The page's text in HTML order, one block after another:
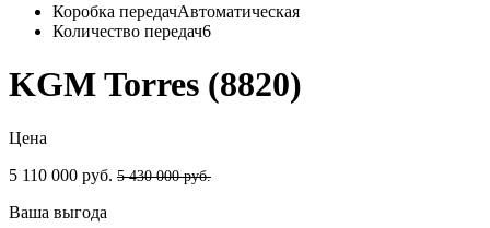
Коробка передачАвтоматическая
Количество передач6
KGM Torres (8820)
Цена
5 110 000 руб. 5 430 000 руб.
Ваша выгода